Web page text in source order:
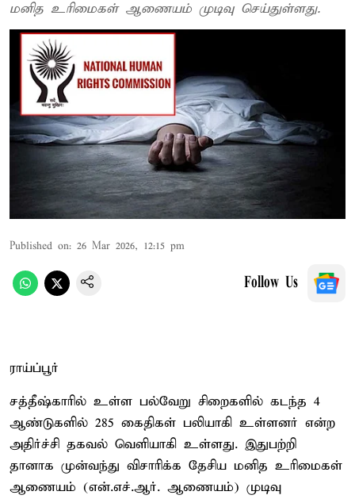
மனித உரிமைகள் ஆணையம் முடிவு செய்துள்ளது.
Published on: 26 Mar 2026, 12:15 pm
Follow Us
ராய்ப்பூர்
சத்தீஷ்காரில் உள்ள பல்வேறு சிறைகளில் கடந்த 4
ஆண்டுகளில் 285 கைதிகள் பலியாகி உள்ளனர் என்ற
அதிர்ச்சி தகவல் வெளியாகி உள்ளது. இதுபற்றி
தானாக முன்வந்து விசாரிக்க தேசிய மனித உரிமைகள்
ஆணையம் (என்.எச்.ஆர். ஆணையம்) முடிவு